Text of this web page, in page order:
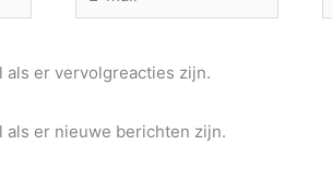
mail*
als er vervolgreacties zijn.
als er nieuwe berichten zijn.